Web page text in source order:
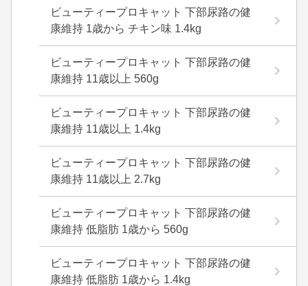
ビューティープロキャット 下部尿路の健
康維持 1歳から チキン味 1.4kg
ビューティープロキャット 下部尿路の健
康維持 11歳以上 560g
ビューティープロキャット 下部尿路の健
康維持 11歳以上 1.4kg
ビューティープロキャット 下部尿路の健
康維持 11歳以上 2.7kg
ビューティープロキャット 下部尿路の健
康維持 低脂肪 1歳から 560g
ビューティープロキャット 下部尿路の健
康維持 低脂肪 1歳から 1.4kg